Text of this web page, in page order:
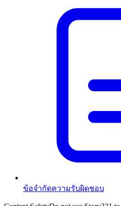
ข้อจำกัดความรับผิดชอบ